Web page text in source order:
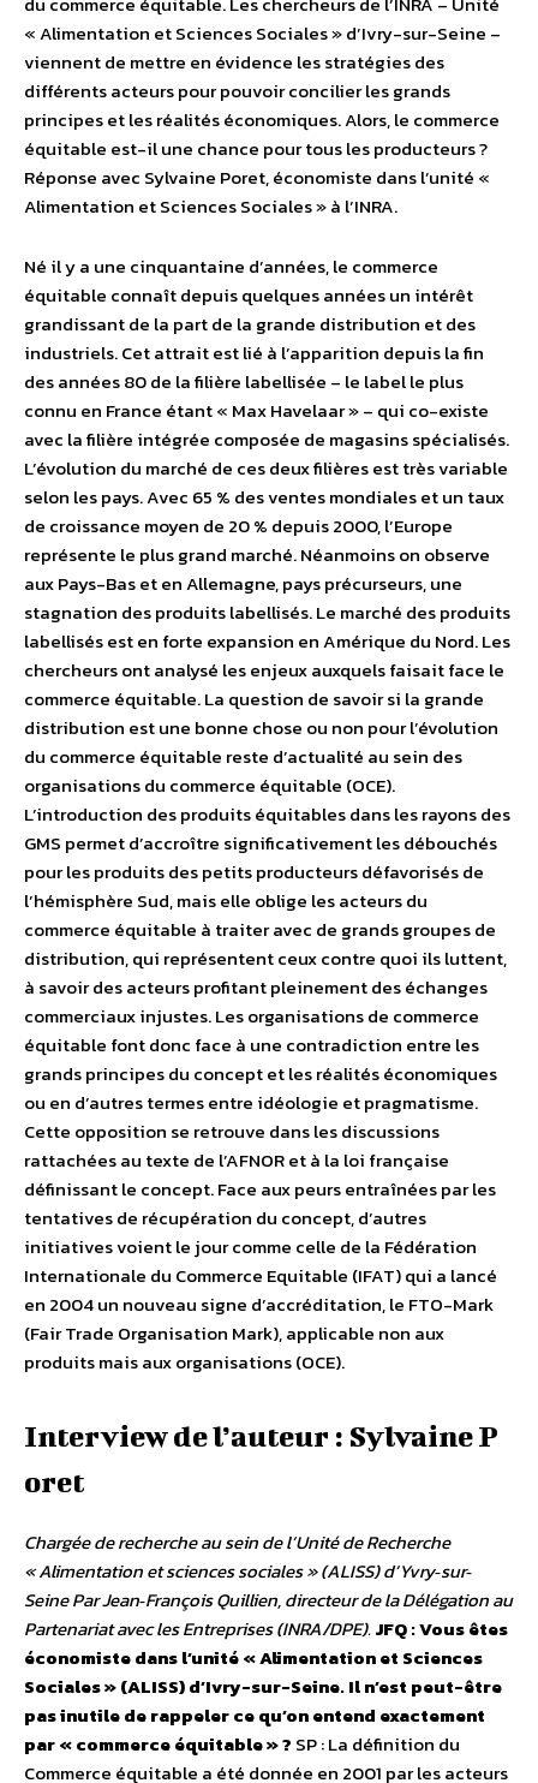
« Alimentation et Sciences Sociales » d’Ivry-sur-Seine –
viennent de mettre en évidence les stratégies des
différents acteurs pour pouvoir concilier les grands
principes et les réalités économiques. Alors, le commerce
équitable est-il une chance pour tous les producteurs ?
Réponse avec Sylvaine Poret, économiste dans l’unité «
Alimentation et Sciences Sociales » à l’INRA.
Né il y a une cinquantaine d’années, le commerce
équitable connaît depuis quelques années un intérêt
grandissant de la part de la grande distribution et des
industriels. Cet attrait est lié à l’apparition depuis la fin
des années 80 de la filière labellisée – le label le plus
connu en France étant « Max Havelaar » – qui co-existe
avec la filière intégrée composée de magasins spécialisés.
L’évolution du marché de ces deux filières est très variable
selon les pays. Avec 65 % des ventes mondiales et un taux
de croissance moyen de 20 % depuis 2000, l’Europe
représente le plus grand marché. Néanmoins on observe
aux Pays-Bas et en Allemagne, pays précurseurs, une
stagnation des produits labellisés. Le marché des produits
labellisés est en forte expansion en Amérique du Nord. Les
chercheurs ont analysé les enjeux auxquels faisait face le
commerce équitable. La question de savoir si la grande
distribution est une bonne chose ou non pour l’évolution
du commerce équitable reste d’actualité au sein des
organisations du commerce équitable (OCE).
L’introduction des produits équitables dans les rayons des
GMS permet d’accroître significativement les débouchés
pour les produits des petits producteurs défavorisés de
l’hémisphère Sud, mais elle oblige les acteurs du
commerce équitable à traiter avec de grands groupes de
distribution, qui représentent ceux contre quoi ils luttent,
à savoir des acteurs profitant pleinement des échanges
commerciaux injustes. Les organisations de commerce
équitable font donc face à une contradiction entre les
grands principes du concept et les réalités économiques
ou en d’autres termes entre idéologie et pragmatisme.
Cette opposition se retrouve dans les discussions
rattachées au texte de l’AFNOR et à la loi française
définissant le concept. Face aux peurs entraînées par les
tentatives de récupération du concept, d’autres
initiatives voient le jour comme celle de la Fédération
Internationale du Commerce Equitable (IFAT) qui a lancé
en 2004 un nouveau signe d’accréditation, le FTO-Mark
(Fair Trade Organisation Mark), applicable non aux
produits mais aux organisations (OCE).
Interview de l’auteur : Sylvaine P
oret
Chargée de recherche au sein de l’Unité de Recherche
« Alimentation et sciences sociales » (ALISS) d’Yvry‐sur‐
Seine Par Jean‐François Quillien, directeur de la Délégation au
Partenariat avec les Entreprises (INRA/DPE).JFQ : Vous êtes
économiste dans l’unité « Alimentation et Sciences
Sociales » (ALISS) d’Ivry-sur-Seine. Il n’est peut-être
pas inutile de rappeler ce qu’on entend exactement
par « commerce équitable » ? SP : La définition du
Commerce équitable a été donnée en 2001 par les acteurs